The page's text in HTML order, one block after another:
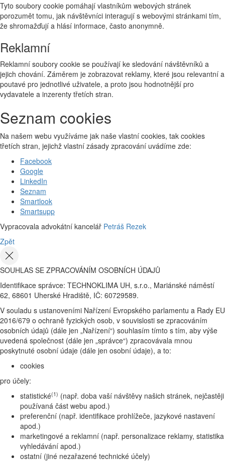
Tyto soubory cookie pomáhají vlastníkům webových stránek
porozumět tomu, jak návštěvníci interagují s webovými stránkami tím,
že shromažďují a hlásí informace, často anonymně.
Reklamní
Reklamní soubory cookie se používají ke sledování návštěvníků a
jejich chování. Záměrem je zobrazovat reklamy, které jsou relevantní a
poutavé pro jednotlivé uživatele, a proto jsou hodnotnější pro
vydavatele a inzerenty třetích stran.
Seznam cookies
Na našem webu využíváme jak naše vlastní cookies, tak cookies
třetích stran, jejichž vlastní zásady zpracování uvádíme zde:
Facebook
Google
LinkedIn
Seznam
Smartlook
Smartsupp
Vypracovala advokátní kancelář Petráš Rezek
Zpět
SOUHLAS SE ZPRACOVÁNÍM OSOBNÍCH ÚDAJŮ
Identifikace správce: TECHNOKLIMA UH, s.r.o., Mariánské náměstí
62, 68601 Uherské Hradiště, IČ: 60729589.
V souladu s ustanoveními Nařízení Evropského parlamentu a Rady EU
2016/679 o ochraně fyzických osob, v souvislosti se zpracováním
osobních údajů (dále jen „Nařízení“) souhlasím tímto s tím, aby výše
uvedená společnost (dále jen „správce“) zpracovávala mnou
poskytnuté osobní údaje (dále jen osobní údaje), a to:
cookies
pro účely:
statistické(1) (např. doba vaší návštěvy našich stránek, nejčastěji
používaná část webu apod.)
preferenční (např. identifikace prohlížeče, jazykové nastavení
apod.)
marketingové a reklamní (např. personalizace reklamy, statistika
vyhledávání apod.)
ostatní (jiné nezařazené technické účely)